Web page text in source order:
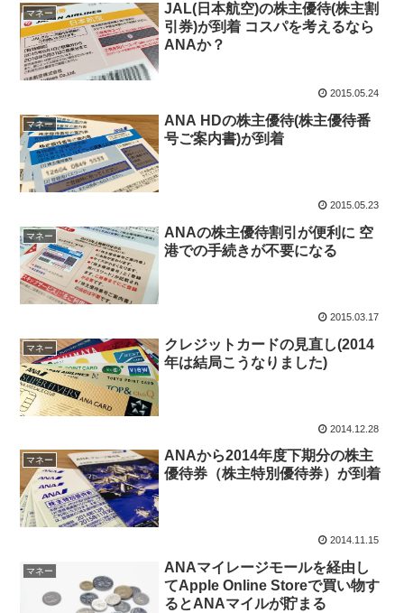
マネー
JAL(日本航空)の株主優待(株主割
引券)が到着 コスパを考えるなら
ANAか？
2015.05.24
マネー
ANA HDの株主優待(株主優待番
号ご案内書)が到着
2015.05.23
マネー
ANAの株主優待割引が便利に 空
港での手続きが不要になる
2015.03.17
マネー
クレジットカードの見直し(2014
年は結局こうなりました)
2014.12.28
マネー
ANAから2014年度下期分の株主
優待券（株主特別優待券）が到着
2014.11.15
マネー
ANAマイレージモールを経由し
てApple Online Storeで買い物す
るとANAマイルが貯まる